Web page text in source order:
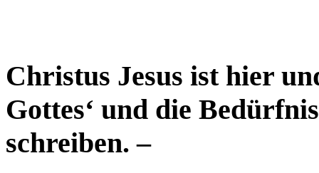
Christus Jesus ist hier
Gottes‘ und die
schreiben. –